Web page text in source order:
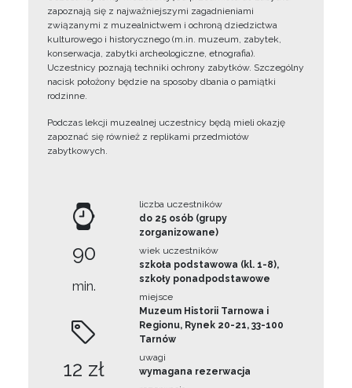
zapoznają się z najważniejszymi zagadnieniami
związanymi z muzealnictwem i ochroną dziedzictwa
kulturowego i historycznego (m.in. muzeum, zabytek,
konserwacja, zabytki archeologiczne, etnografia).
Uczestnicy poznają techniki ochrony zabytków. Szczególny
nacisk położony będzie na sposoby dbania o pamiątki
rodzinne.
Podczas lekcji muzealnej uczestnicy będą mieli okazję
zapoznać się również z replikami przedmiotów
zabytkowych.
90
min.
12 zł
liczba uczestników
do 25 osób (grupy
zorganizowane)
wiek uczestników
szkoła podstawowa (kl. 1-8),
szkoły ponadpodstawowe
miejsce
Muzeum Historii Tarnowa i
Regionu, Rynek 20-21, 33-100
Tarnów
uwagi
wymagana rezerwacja